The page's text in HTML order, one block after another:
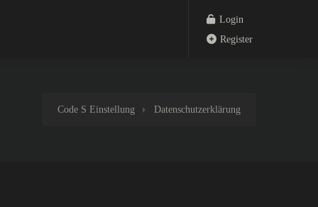
Login
Register
Code S Einstellung Datenschutzerklärung